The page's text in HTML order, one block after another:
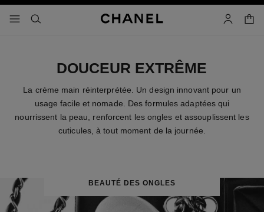
menu principal de navigation
- navigation principale
rechercher mon
panier
DOUCEUR EXTRÊME
La crème main réinterprétée. Un design innovant pour un
usage facile et nomade. Des formules adaptées qui
nourrissent la peau, renforcent les ongles et assouplissent les
cuticules, à tout moment de la journée.
BEAUTÉ DES ONGLES